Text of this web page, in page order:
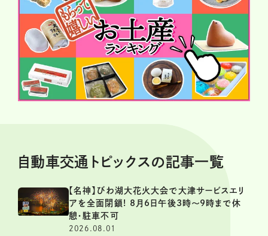
自動車交通トピックスの記事一覧
【名神】びわ湖大花火大会で大津サービスエリ
アを全面閉鎖! 8月6日午後3時～9時まで休
憩・駐車不可
2026.08.01